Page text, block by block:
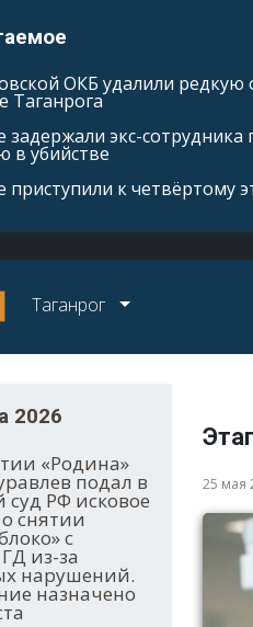
ОКБ удалили редкую
Таганрога
задержали экс-
в убийстве
приступили к четвёртому
Таганрог
2026
«Родина»
подал в
РФ исковое
снятии
с
из-за
нарушений.
назначено
25 мая